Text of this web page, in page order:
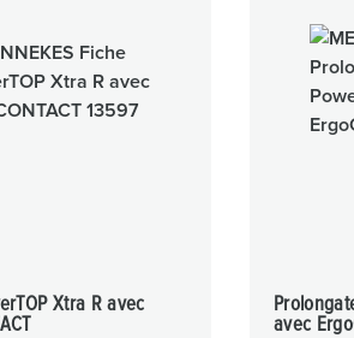
Pour conteneurs
Pour campings
Xtra R avec
avec